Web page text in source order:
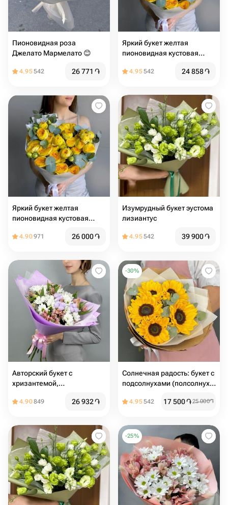
Пионовидная роза
Джелато Мармелато 😊
4.95542 26 771 ֏
Яркий букет желтая
пионовидная кустовая
4.95542 24 858֏
Яркий букет желтая
пионовидная кустовая
4.90971 26 000֏
Изумрудный букет эустома
лизиантус
4.95542 39 900֏
Авторский букет с
хризантемой,
4.90849 26 932֏
-30%
Солнечная радость: букет с
подсолнухами (полсолнух ,
4.95542 17 500֏25 000֏
-25%